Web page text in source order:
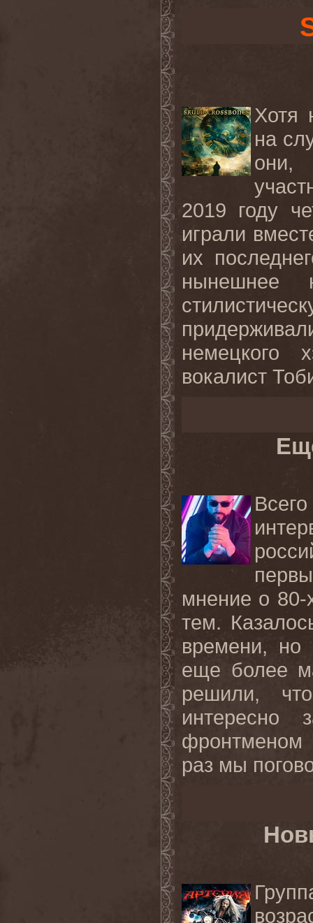
Хотя
на
они,
2019 году
играли
их
нынешнее
немецкого
вокалист
мнение о 80-
тем.
времени,
еще более
решили,
интересно
фронтменом
раз мы